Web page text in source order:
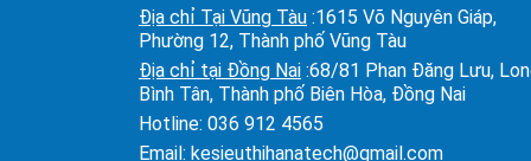
Địa chỉ Tại Vũng Tàu :1615 Võ Nguyên Giáp,
Phường 12, Thành phố Vũng Tàu
Địa chỉ tại Đồng Nai :68/81 Phan Đăng Lưu,
Bình Tân, Thành phố Biên Hòa, Đồng Nai
Hotline: 036 912 4565
Email: kesieuthihanatech@gmail.com